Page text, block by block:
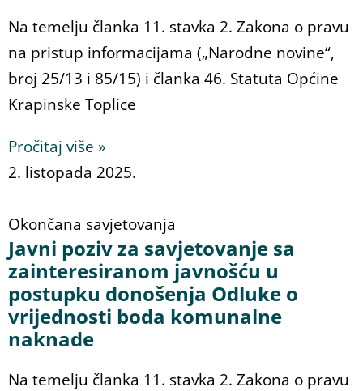
Na temelju članka 11. stavka 2. Zakona o pravu
na pristup informacijama („Narodne novine“,
broj 25/13 i 85/15) i članka 46. Statuta Općine
Krapinske Toplice
Pročitaj više »
2. listopada 2025.
Okončana savjetovanja
Javni poziv za savjetovanje sa
zainteresiranom javnošću u
postupku donošenja Odluke o
vrijednosti boda komunalne
naknade
Na temelju članka 11. stavka 2. Zakona o pravu